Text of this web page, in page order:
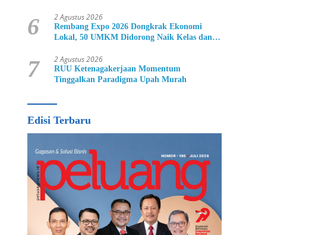
6 2 Agustus 2026
Rembang Expo 2026 Dongkrak Ekonomi
Lokal, 50 UMKM Didorong Naik Kelas dan
7 2 Agustus 2026
RUU Ketenagakerjaan Momentum
Tinggalkan Paradigma Upah Murah
Edisi Terbaru